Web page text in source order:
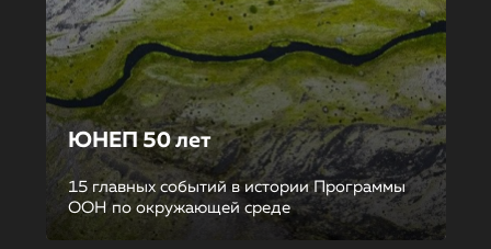
ЮНЕП 50 лет
15 главных событий в истории Программы
ООН по окружающей среде